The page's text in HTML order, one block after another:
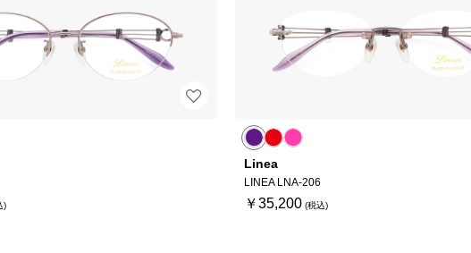
Linea
LINEA LNA-206
￥35,200